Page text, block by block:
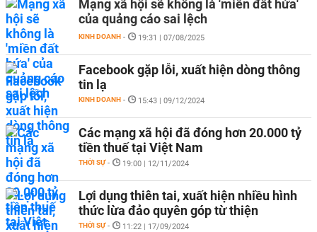
Mạng xã hội sẽ không là 'miền đất hứa'
của quảng cáo sai lệch
KINH DOANH - 19:31 | 07/08/2025
Facebook gặp lỗi, xuất hiện dòng thông
tin lạ
KINH DOANH - 15:43 | 09/12/2024
Các mạng xã hội đã đóng hơn 20.000 tỷ
tiền thuế tại Việt Nam
THỜI SỰ - 19:00 | 12/11/2024
Lợi dụng thiên tai, xuất hiện nhiều hình
thức lừa đảo quyên góp từ thiện
THỜI SỰ - 11:22 | 17/09/2024